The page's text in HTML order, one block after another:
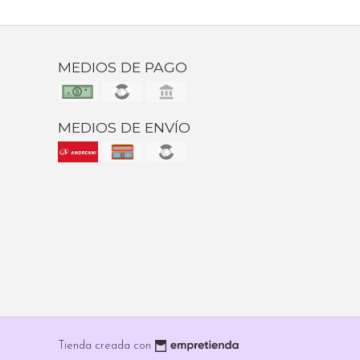
MEDIOS DE PAGO
MEDIOS DE ENVÍO
Tienda creada con